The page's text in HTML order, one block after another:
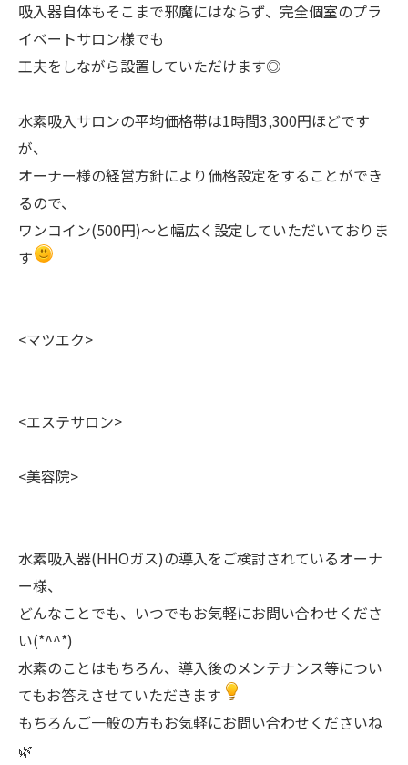
吸入器自体もそこまで邪魔にはならず、完全個室のプラ
イベートサロン様でも
工夫をしながら設置していただけます◎
水素吸入サロンの平均価格帯は1時間3,300円ほどです
が、
オーナー様の経営方針により価格設定をすることができ
るので、
ワンコイン(500円)〜と幅広く設定していただいておりま
す
<マツエク>
<エステサロン>
<美容院>
水素吸入器(HHOガス)の導入をご検討されているオーナ
ー様、
どんなことでも、いつでもお気軽にお問い合わせくださ
い(*^^*)
水素のことはもちろん、導入後のメンテナンス等につい
てもお答えさせていただきます
もちろんご一般の方もお気軽にお問い合わせくださいね
🌿